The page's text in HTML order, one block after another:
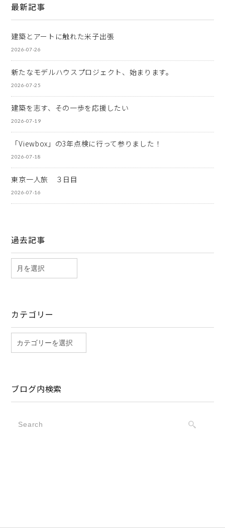
最新記事
建築とアートに触れた米子出張
2026-07-26
新たなモデルハウスプロジェクト、始まります。
2026-07-25
建築を志す、その一歩を応援したい
2026-07-19
「Viewbox」の3年点検に行って参りました！
2026-07-18
東京一人旅 ３日目
2026-07-16
過去記事
カテゴリー
ブログ内検索